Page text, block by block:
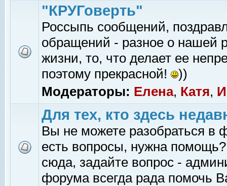
"КРУГоверть"
Россыпь сообщений,
обращений - разное о нашей
жизни, то, что делает ее
поэтому прекрасной!
))
Модераторы: Елена, Катя,
Для тех, кто здесь
Вы не можете разобраться в
есть вопросы, нужна помощь?
сюда, задайте вопрос -
форума всегда рада помочь